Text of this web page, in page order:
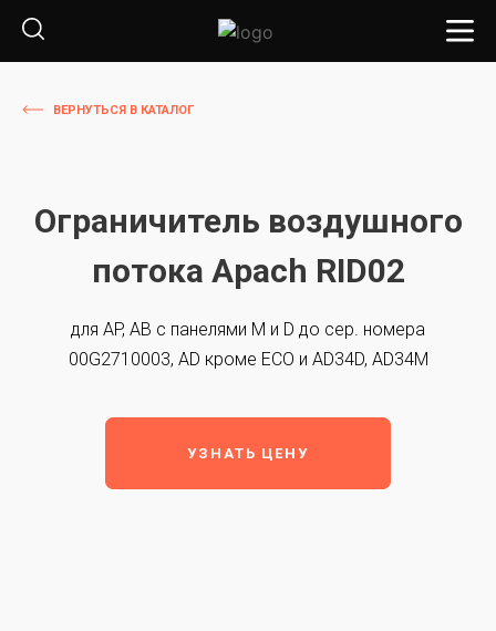
ВЕРНУТЬСЯ В КАТАЛОГ
Ограничитель воздушного
потока Apach RID02
для AP, AB с панелями M и D до сер. номера
00G2710003, AD кроме ECO и AD34D, AD34М
УЗНАТЬ ЦЕНУ